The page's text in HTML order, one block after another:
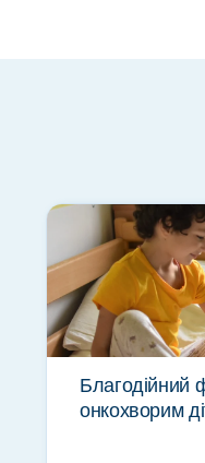
Благодійний
онкохворим